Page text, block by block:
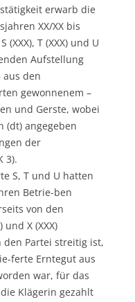
erwarb die
XX/XX bis
(XXX), T (XXX) und U
Aufstellung
den
gewonnenem –
und Gerste, wobei
(dt) angegeben
der
3).
S, T und U hatten
Betrie-ben
von den
und X (XXX)
den Partei streitig ist,
ferte Erntegut aus
war, für das
Klägerin gezahlt